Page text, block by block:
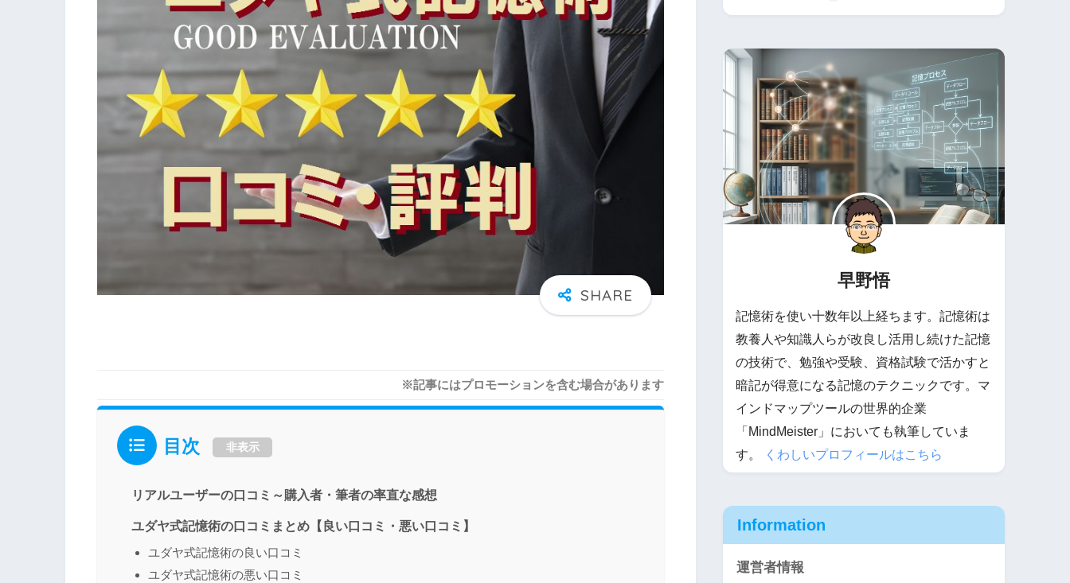
※記事にはプロモーションを含む場合があります
目次 非表示
リアルユーザーの口コミ～購入者・筆者の率直な感想
ユダヤ式記憶術の口コミまとめ【良い口コミ・悪い口コミ】
ユダヤ式記憶術の良い口コミ
ユダヤ式記憶術の悪い口コミ
早野悟
記憶術を使い十数年以上経ちます。記憶術は
教養人や知識人らが改良し活用し続けた記憶
の技術で、勉強や受験、資格試験で活かすと
暗記が得意になる記憶のテクニックです。マ
インドマップツールの世界的企業
「MindMeister」においても執筆していま
す。
くわしいプロフィールはこちら
Information
運営者情報